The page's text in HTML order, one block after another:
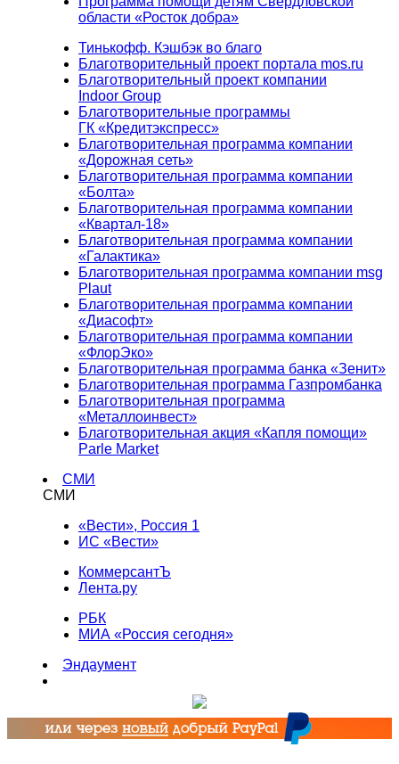
области «Росток добра»
Тинькофф. Кэшбэк во благо
Благотворительный проект портала mos.ru
Благотворительный проект компании
Indoor Group
Благотворительные программы
ГК «Кредитэкспресс»
Благотворительная программа компании
«Дорожная сеть»
Благотворительная программа компании
«Болта»
Благотворительная программа компании
«Квартал-18»
Благотворительная программа компании
«Галактика»
Благотворительная программа компании msg
Plaut
Благотворительная программа компании
«Диасофт»
Благотворительная программа компании
«ФлорЭко»
Благотворительная программа банка «Зенит»
Благотворительная программа Газпромбанка
Благотворительная программа
«Металлоинвест»
Благотворительная акция «Капля помощи»
Parle Market
СМИ
СМИ
«Вести», Россия 1
ИС «Вести»
КоммерсантЪ
Лента.ру
РБК
МИА «Россия сегодня»
Эндаумент